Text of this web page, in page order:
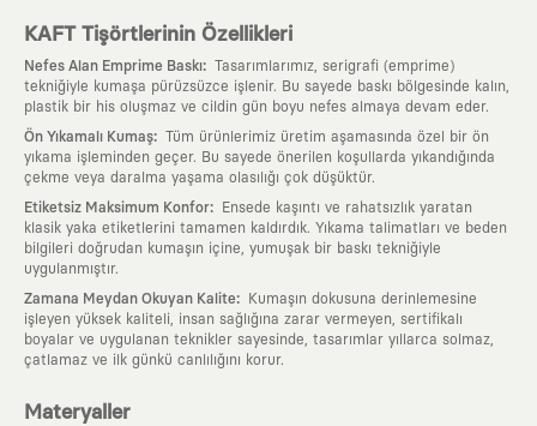
KAFT Tişörtlerinin Özellikleri
Nefes Alan Emprime Baskı: Tasarımlarımız, serigrafi (emprime)
tekniğiyle kumaşa pürüzsüzce işlenir. Bu sayede baskı bölgesinde kalın,
plastik bir his oluşmaz ve cildin gün boyu nefes almaya devam eder.
Ön Yıkamalı Kumaş: Tüm ürünlerimiz üretim aşamasında özel bir ön
yıkama işleminden geçer. Bu sayede önerilen koşullarda yıkandığında
çekme veya daralma yaşama olasılığı çok düşüktür.
Etiketsiz Maksimum Konfor:
Ensede kaşıntı ve rahatsızlık yaratan
klasik yaka etiketlerini tamamen kaldırdık. Yıkama talimatları ve beden
bilgileri doğrudan kumaşın içine, yumuşak bir baskı tekniğiyle
uygulanmıştır.
Zamana Meydan Okuyan Kalite:
Kumaşın dokusuna derinlemesine
işleyen yüksek kaliteli, insan sağlığına zarar vermeyen, sertifikalı
boyalar ve uygulanan teknikler sayesinde, tasarımlar yıllarca solmaz,
çatlamaz ve ilk günkü canlılığını korur.
Materyaller